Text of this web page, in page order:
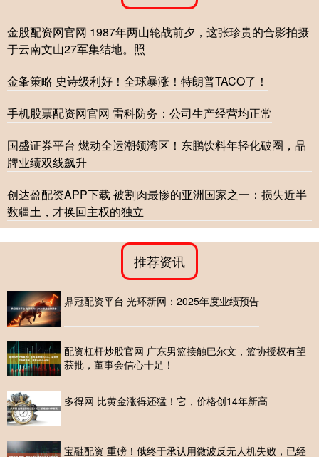
金股配资网官网 1987年两山轮战前夕，这张珍贵的合影拍摄
于云南文山27军集结地。照
金夆策略 史诗级利好！全球暴涨！特朗普TACO了！
手机股票配资网官网 雷科防务：公司生产经营均正常
国盛证券平台 燃动全运潮领湾区！东鹏饮料年轻化破圈，品
牌业绩双线飙升
创达盈配资APP下载 被割肉最惨的亚洲国家之一：损失近半
数疆土，才换回主权的独立
推荐资讯
鼎冠配资平台 光环新网：2025年度业绩预告
配资杠杆炒股官网 广东男篮接触巴尔文，篮协授权有望
获批，董事会信心十足！
多得网 比黄金涨得还猛！它，价格创14年新高
宝融配资 重磅！俄终于承认用微波反无人机失败，已经